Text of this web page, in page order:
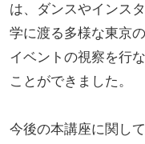
は、ダンスやインス
学に渡る多様な東京
イベントの視察を行
ことができました。
今後の本講座に関し